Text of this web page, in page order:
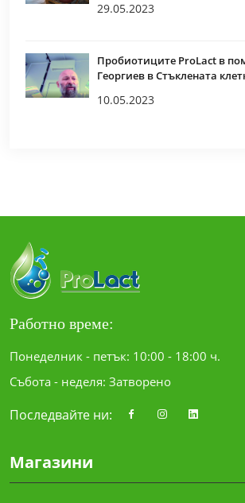
29.05.2023
Пробиотиците ProLact в
Георгиев в Стъклената
10.05.2023
Работно време:
Понеделник - петък: 10:00 - 18:00 ч.
Събота - неделя: Затворено
Последвайте ни:
Магазини